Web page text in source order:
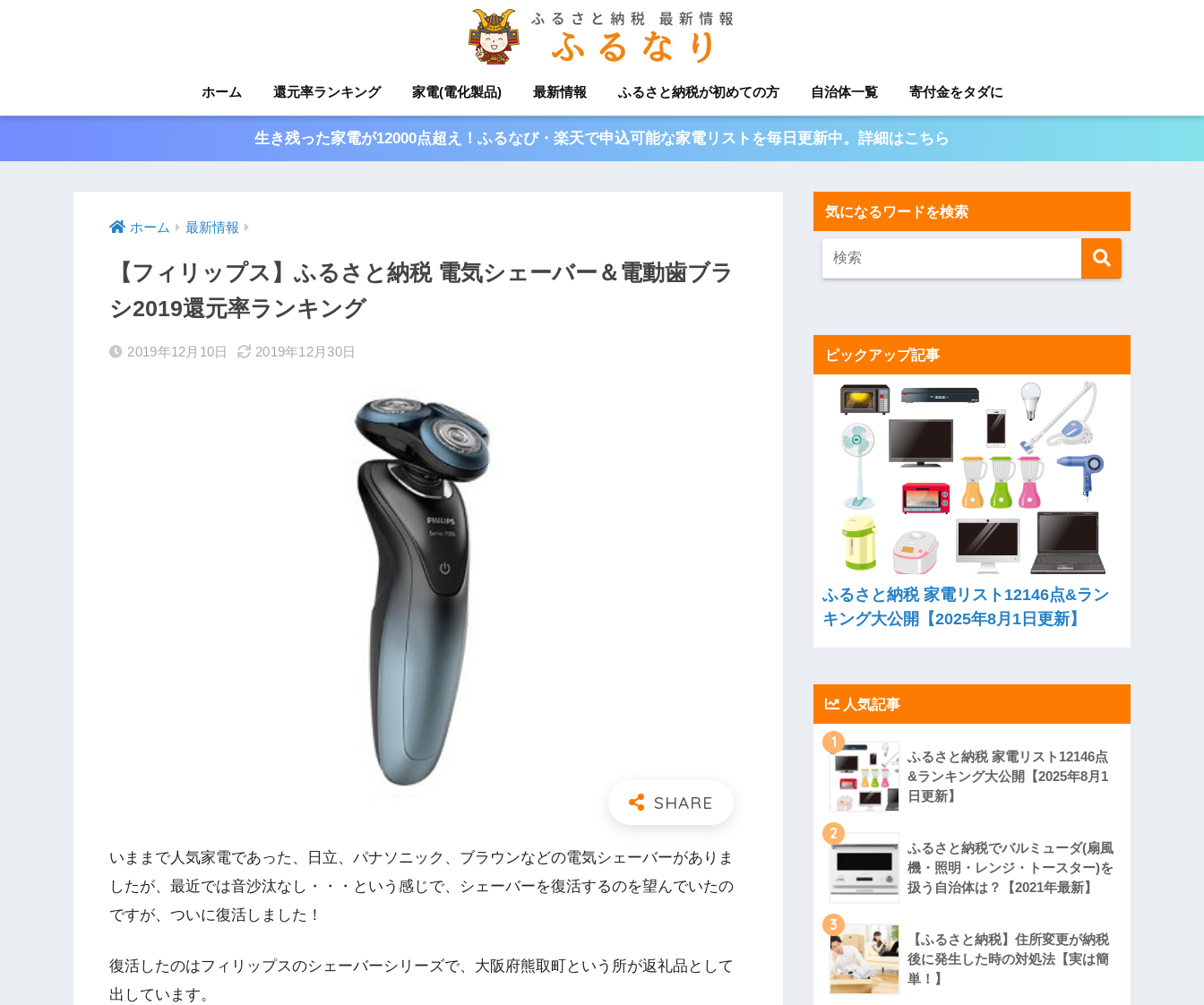
ホーム 還元率ランキング 家電(電化製品) 最新情報 ふるさと納税が初めての方 自治体一覧 寄付金をタダに
生き残った家電が12000点超え！ふるなび・楽天で申込可能な家電リストを毎日更新中。詳細はこちら
ホーム 最新情報
【フィリップス】ふるさと納税 電気シェーバー＆電動歯ブラ
シ2019還元率ランキング
2019年12月10日 2019年12月30日
いままで人気家電であった、日立、パナソニック、ブラウンなどの電気シェーバーがありま
したが、最近では音沙汰なし・・・という感じで、シェーバーを復活するのを望んでいたの
ですが、ついに復活しました！
復活したのはフィリップスのシェーバーシリーズで、大阪府熊取町という所が返礼品として
出しています。
気になるワードを検索
ピックアップ記事
ふるさと納税 家電リスト12146点&ラン
キング大公開【2025年8月1日更新】
人気記事
1
ふるさと納税 家電リスト12146点
&ランキング大公開【2025年8月1
日更新】
2
ふるさと納税でバルミューダ(扇風
機・照明・レンジ・トースター)を
扱う自治体は？【2021年最新】
3
【ふるさと納税】住所変更が納税
後に発生した時の対処法【実は簡
単！】